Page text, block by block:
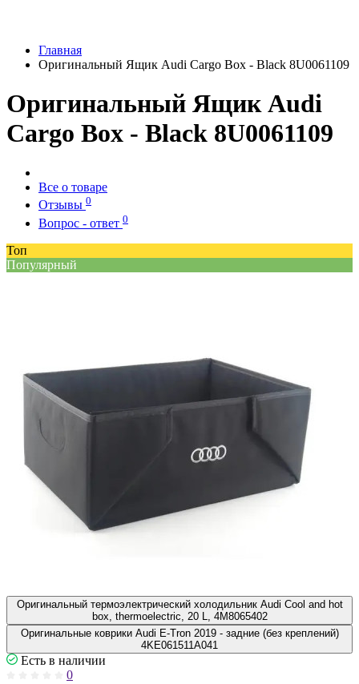
Главная
Оригинальный Ящик Audi Cargo Box - Black 8U0061109
Оригинальный Ящик Audi
Cargo Box - Black 8U0061109
Все о товаре
Отзывы 0
Вопрос - ответ 0
Топ
Популярный
Оригинальный термоэлектрический холодильник Audi Cool and hot
box, thermoelectric, 20 L, 4M8065402
Оригинальные коврики Audi E-Tron 2019 - задние (без креплений)
4KE061511A041
Есть в наличии
0